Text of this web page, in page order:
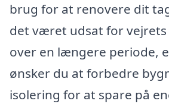
brug for at renovere dit
det været udsat for
over en længere periode,
ønsker du at forbedre
isolering for at spare på